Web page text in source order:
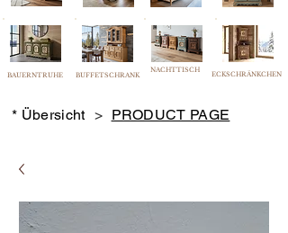
BAUERNTRUHE BUFFETSCHRANK
NACHTTISCH
ECKSCHRÄNKCHEN
* Übersicht > PRODUCT PAGE